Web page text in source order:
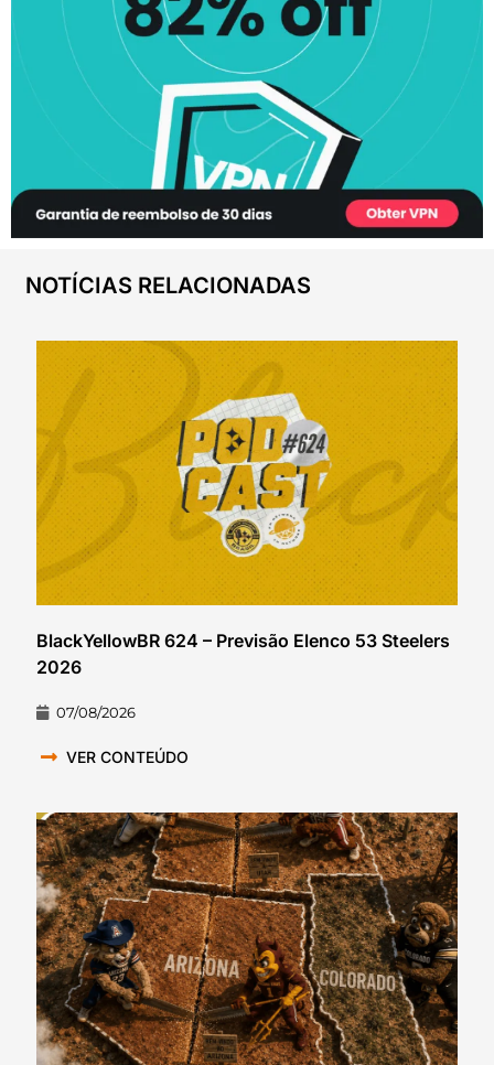
NOTÍCIAS RELACIONADAS
BlackYellowBR 624 – Previsão Elenco 53 Steelers
2026
07/08/2026
VER CONTEÚDO